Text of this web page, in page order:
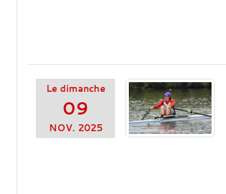
Le dimanche
09
NOV. 2025